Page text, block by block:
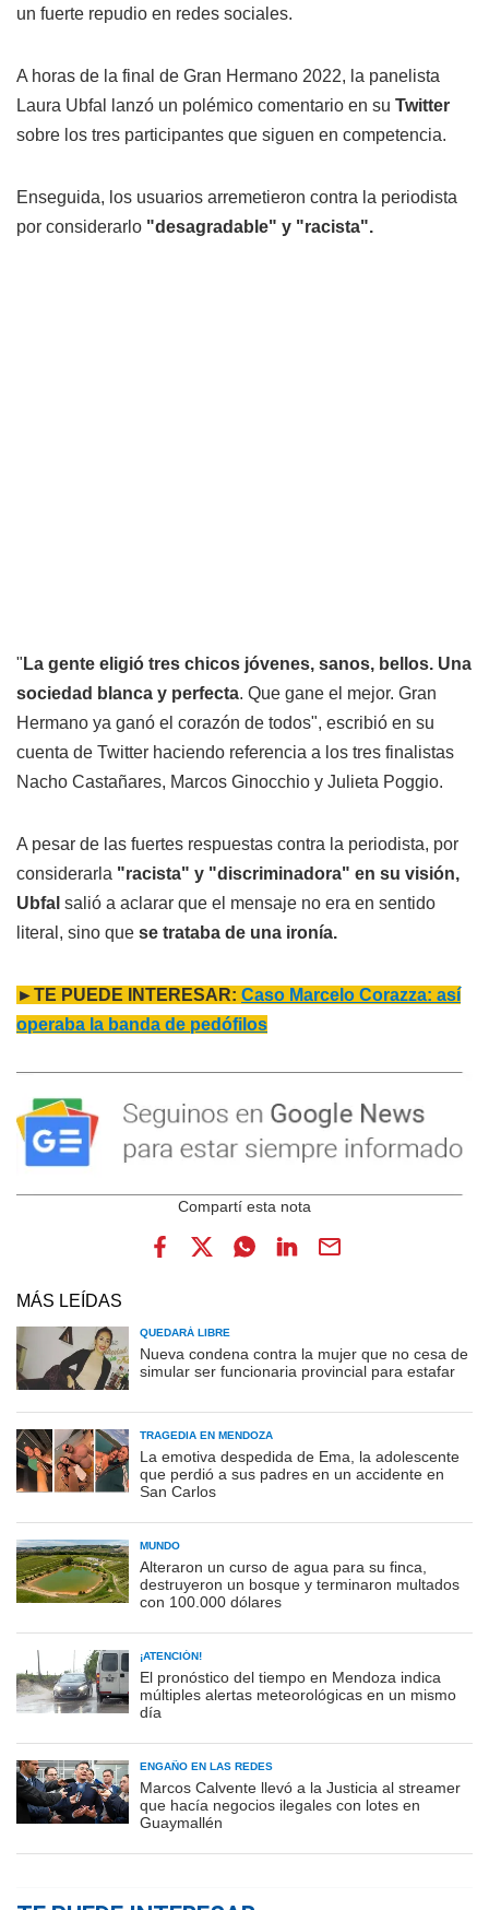
un fuerte repudio en redes sociales.
A horas de la final de Gran Hermano 2022, la panelista
Laura Ubfal lanzó un polémico comentario en su Twitter
sobre los tres participantes que siguen en competencia.
Enseguida, los usuarios arremetieron contra la periodista
por considerarlo "desagradable" y "racista".
" La gente eligió tres chicos jóvenes, sanos, bellos. Una
sociedad blanca y perfecta. Que gane el mejor. Gran
Hermano ya ganó el corazón de todos", escribió en su
cuenta de Twitter haciendo referencia a los tres finalistas
Nacho Castañares, Marcos Ginocchio y Julieta Poggio.
A pesar de las fuertes respuestas contra la periodista, por
considerarla "racista" y "discriminadora" en su visión,
Ubfal salió a aclarar que el mensaje no era en sentido
literal, sino que se trataba de una ironía.
►TE PUEDE INTERESAR: Caso Marcelo Corazza: así
operaba la banda de pedófilos
MÁS LEÍDAS
QUEDARÁ LIBRE
Nueva condena contra la mujer que no cesa de
simular ser funcionaria provincial para estafar
TRAGEDIA EN MENDOZA
La emotiva despedida de Ema, la adolescente
que perdió a sus padres en un accidente en
San Carlos
MUNDO
Alteraron un curso de agua para su finca,
destruyeron un bosque y terminaron multados
con 100.000 dólares
¡ATENCIÓN!
El pronóstico del tiempo en Mendoza indica
múltiples alertas meteorológicas en un mismo
día
ENGAÑO EN LAS REDES
Marcos Calvente llevó a la Justicia al streamer
que hacía negocios ilegales con lotes en
Guaymallén